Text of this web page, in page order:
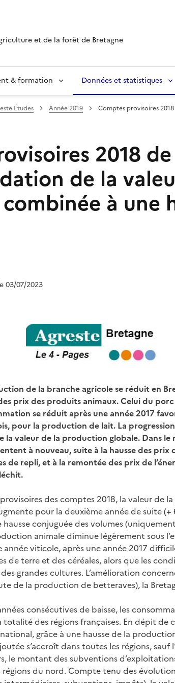
et de la forêt de Bretagne
& formation Données et statistiques
Études Année 2019 Comptes provisoires
2018
de la
à une
03/07/2023
de la branche agricole se réduit en
prix des produits animaux. Celui du
se réduit après une année 2017
pour la production de lait. La
la valeur de la production globale. Dans le
à nouveau, suite à la hausse des prix
de repli, et à la remontée des prix de
des comptes 2018, la valeur de
pour la deuxième année de suite
hausse conjuguée des volumes
animale diminue légèrement sous
viticole, après une année 2017
de terre et des céréales, alors que les
grandes cultures. L’amélioration
de la production de betteraves), la
consécutives de baisse, les
totalité des régions françaises. En dépit de
grâce à une hausse de la
s’accroît dans toutes les régions, sauf
le montant des subventions
régions du nord. Compte tenu des